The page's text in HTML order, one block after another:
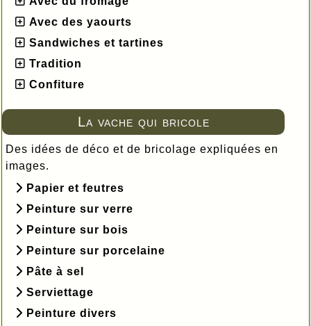
Avec des yaourts
Sandwiches et tartines
Tradition
Confiture
La vache qui bricole
Des idées de déco et de bricolage expliquées en
images.
Papier et feutres
Peinture sur verre
Peinture sur bois
Peinture sur porcelaine
Pâte à sel
Serviettage
Peinture divers